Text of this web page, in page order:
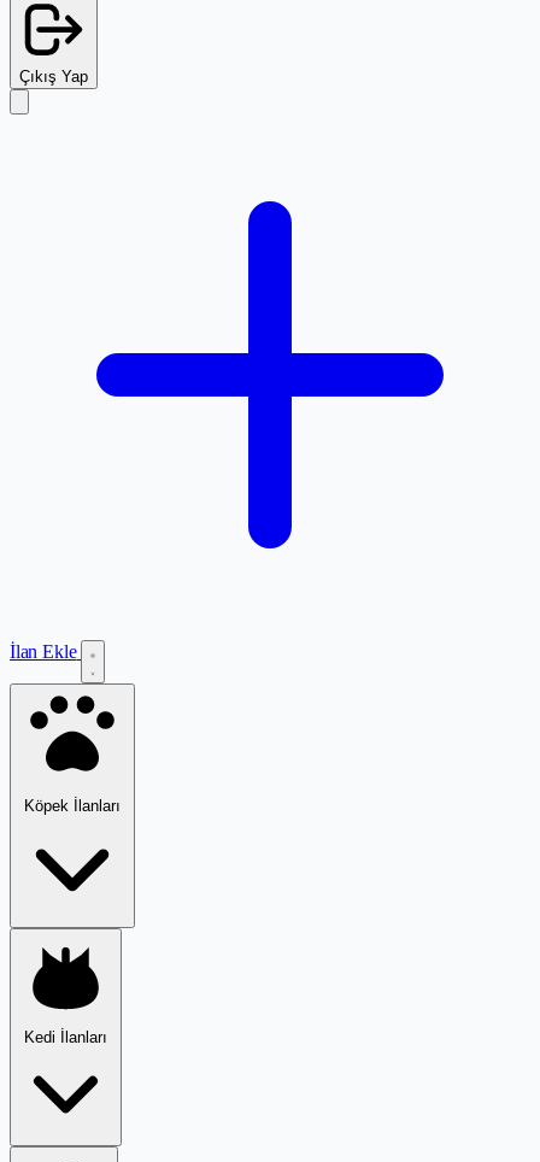
Çıkış Yap
İlan Ekle
Köpek İlanları
Kedi İlanları